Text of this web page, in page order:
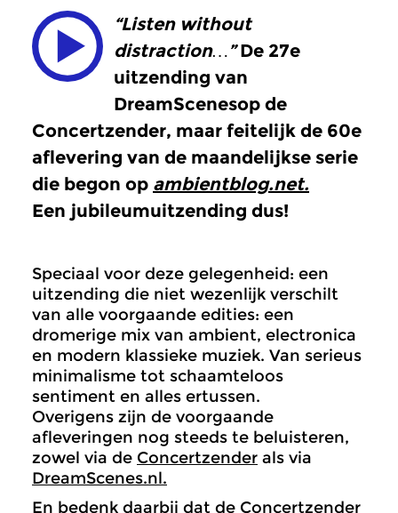
“Listen without
distraction…”De 27e
uitzending van
DreamScenesop de
Concertzender, maar feitelijk de 60e
aflevering van de maandelijkse serie
die begon op ambientblog.net.
Een jubileumuitzending dus!
Speciaal voor deze gelegenheid: een
uitzending die niet wezenlijk verschilt
van alle voorgaande edities: een
dromerige mix van ambient, electronica
en modern klassieke muziek. Van serieus
minimalisme tot schaamteloos
sentiment en alles ertussen.
Overigens zijn de voorgaande
afleveringen nog steeds te beluisteren,
zowel via de Concertzender als via
DreamScenes.nl.
En bedenk daarbij dat de Concertzender